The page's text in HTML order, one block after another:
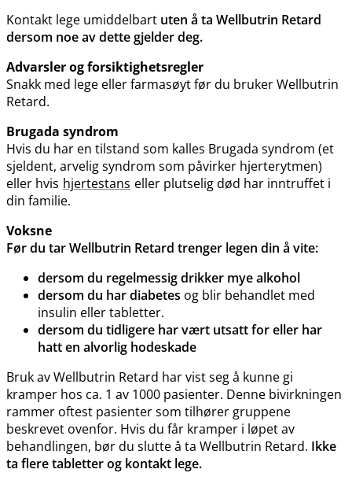
Kontakt lege umiddelbart uten å ta Wellbutrin Retard
dersom noe av dette gjelder deg.
Advarsler og forsiktighetsregler
Snakk med lege eller farmasøyt før du bruker Wellbutrin
Retard.
Brugada syndrom
Hvis du har en tilstand som kalles Brugada syndrom (et
sjeldent, arvelig syndrom som påvirker hjerterytmen)
eller hvis hjertestans eller plutselig død har inntruffet i
din familie.
Voksne
Før du tar Wellbutrin Retard trenger legen din å vite:
dersom du regelmessig drikker mye alkohol
dersom du har diabetes og blir behandlet med
insulin eller tabletter.
dersom du tidligere har vært utsatt for eller har
hatt en alvorlig hodeskade
Bruk av Wellbutrin Retard har vist seg å kunne gi
kramper hos ca. 1 av 1000 pasienter. Denne bivirkningen
rammer oftest pasienter som tilhører gruppene
beskrevet ovenfor. Hvis du får kramper i løpet av
behandlingen, bør du slutte å ta Wellbutrin Retard. Ikke
ta flere tabletter og kontakt lege.